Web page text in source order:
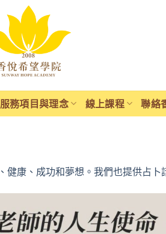
服務項目與理念 線上課程 聯絡
健康、成功和夢想。我們也提供占卜